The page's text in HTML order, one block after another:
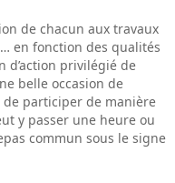
de chacun aux travaux
en fonction des qualités
d’action privilégié de
belle occasion de
de participer de manière
y passer une heure ou
commun sous le signe